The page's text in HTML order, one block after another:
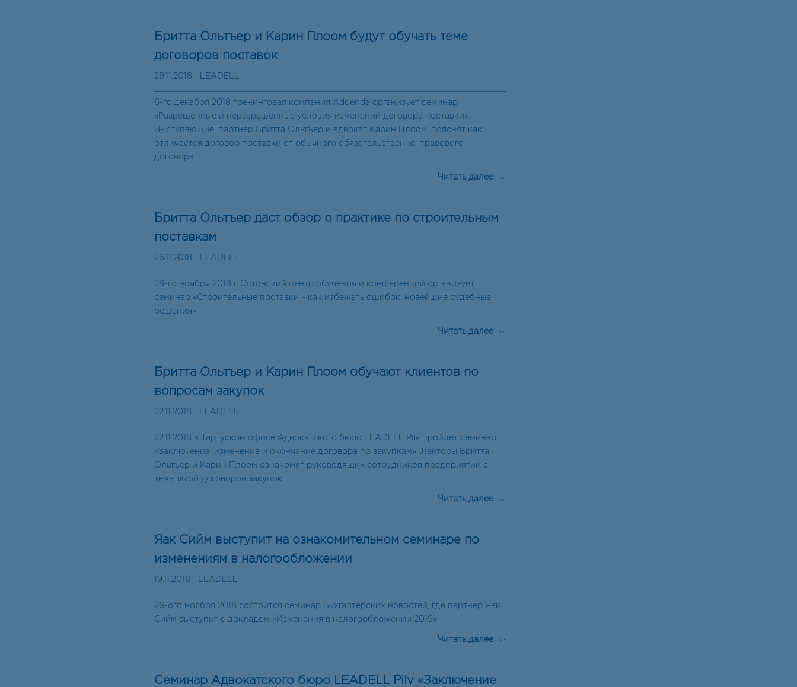
Бритта Ольтъер и Карин Плоом будут обучать теме
договоров поставок
29.11.2018 LEADELL
6-го декабря 2018 тренинговая компания Addenda организует семинар
«Разрешенные и неразрешенные условия изменений договора поставки».
Выступающие, партнер Бритта Ольтъер и адвокат Карин Плоом, пояснят как
отличается договор поставки от обычного обязательственно-правового
договора.
Читать далее
Бритта Ольтъер даст обзор о практике по строительным
поставкам
26.11.2018 LEADELL
28-го ноября 2018 г. Эстонский центр обучения и конференций организует
семинар «Строительные поставки – как избежать ошибок, новейшие судебные
решения».
Читать далее
Бритта Ольтъер и Карин Плоом обучают клиентов по
вопросам закупок
22.11.2018 LEADELL
22.11.2018 в Тартуском офисе Адвокатского бюро LEADELL Pilv пройдет семинар
«Заключение, изменение и окончание договора по закупкам». Лекторы Бритта
Ольтъер и Карин Плоом ознакомят руководящих сотрудников предприятий с
тематикой договоров закупок.
Читать далее
Яак Сийм выступит на ознакомительном семинаре по
изменениям в налогообложении
19.11.2018 LEADELL
26-oго ноября 2018 состоится семинар Бухгалтерских новостей, где партнер Яак
Сийм выступит с докладом «Изменения в налогообложении 2019».
Читать далее
Семинар Адвокатского бюро LEADELL Pilv «Заключение